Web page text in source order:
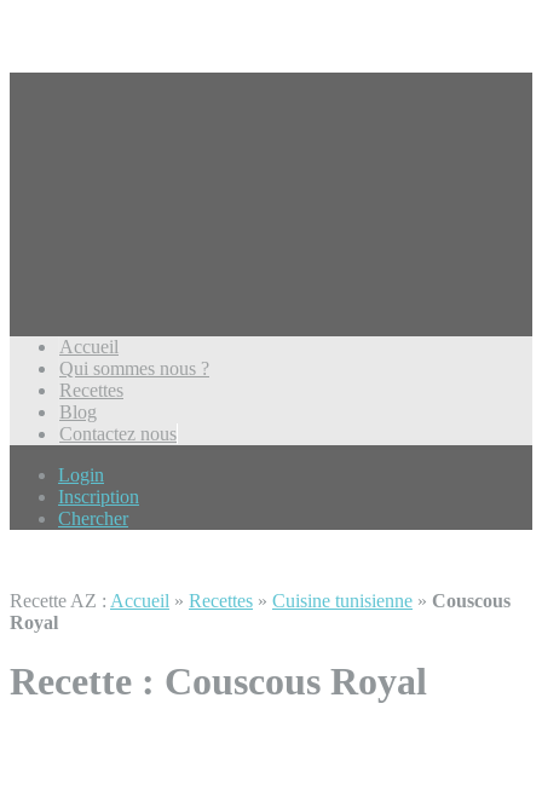
Accueil
Qui sommes nous ?
Recettes
Blog
Contactez nous
Login
Inscription
Chercher
Recette AZ : Accueil » Recettes » Cuisine tunisienne » Couscous
Royal
Recette : Couscous Royal